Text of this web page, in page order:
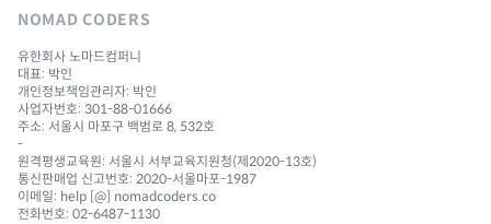
NOMAD CODERS
유한회사 노마드컴퍼니
대표: 박인
개인정보책임관리자: 박인
사업자번호: 301-88-01666
주소: 서울시 마포구 백범로 8, 532호
-
원격평생교육원: 서울시 서부교육지원청(제2020-13호)
통신판매업 신고번호: 2020-서울마포-1987
이메일: help [@] nomadcoders.co
전화번호: 02-6487-1130